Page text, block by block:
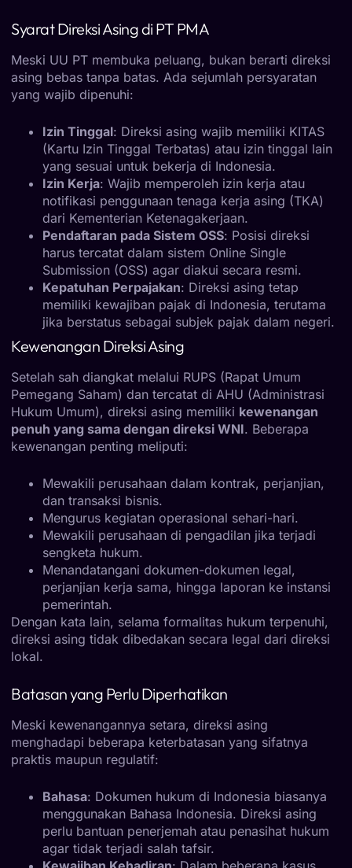
Syarat Direksi Asing di PT PMA
Meski UU PT membuka peluang, bukan berarti direksi
asing bebas tanpa batas. Ada sejumlah persyaratan
yang wajib dipenuhi:
Izin Tinggal: Direksi asing wajib memiliki KITAS
(Kartu Izin Tinggal Terbatas) atau izin tinggal lain
yang sesuai untuk bekerja di Indonesia.
Izin Kerja: Wajib memperoleh izin kerja atau
notifikasi penggunaan tenaga kerja asing (TKA)
dari Kementerian Ketenagakerjaan.
Pendaftaran pada Sistem OSS: Posisi direksi
harus tercatat dalam sistem Online Single
Submission (OSS) agar diakui secara resmi.
Kepatuhan Perpajakan: Direksi asing tetap
memiliki kewajiban pajak di Indonesia, terutama
jika berstatus sebagai subjek pajak dalam negeri.
Kewenangan Direksi Asing
Setelah sah diangkat melalui RUPS (Rapat Umum
Pemegang Saham) dan tercatat di AHU (Administrasi
Hukum Umum), direksi asing memiliki kewenangan
penuh yang sama dengan direksi WNI. Beberapa
kewenangan penting meliputi:
Mewakili perusahaan dalam kontrak, perjanjian,
dan transaksi bisnis.
Mengurus kegiatan operasional sehari-hari.
Mewakili perusahaan di pengadilan jika terjadi
sengketa hukum.
Menandatangani dokumen-dokumen legal,
perjanjian kerja sama, hingga laporan ke instansi
pemerintah.
Dengan kata lain, selama formalitas hukum terpenuhi,
direksi asing tidak dibedakan secara legal dari direksi
lokal.
Batasan yang Perlu Diperhatikan
Meski kewenangannya setara, direksi asing
menghadapi beberapa keterbatasan yang sifatnya
praktis maupun regulatif:
Bahasa: Dokumen hukum di Indonesia biasanya
menggunakan Bahasa Indonesia. Direksi asing
perlu bantuan penerjemah atau penasihat hukum
agar tidak terjadi salah tafsir.